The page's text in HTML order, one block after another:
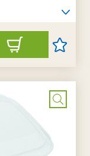
In
den
Artikel
/
Bild